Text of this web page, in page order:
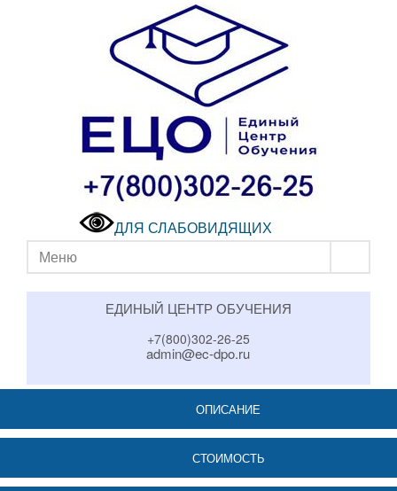
ДЛЯ СЛАБОВИДЯЩИХ
Меню
ЕДИНЫЙ ЦЕНТР ОБУЧЕНИЯ
+7(800)302-26-25
admin@ec-dpo.ru
ОПИСАНИЕ
СТОИМОСТЬ